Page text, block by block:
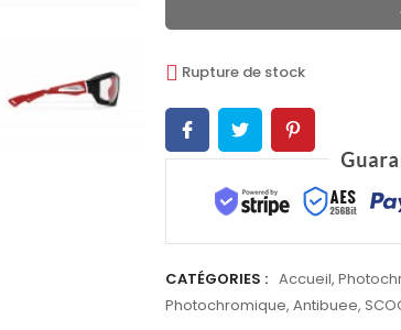
Rupture de stock
CATÉGORIES : Accueil,
Photochromique, Antibuee,